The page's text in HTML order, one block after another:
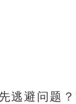
逃避问题？